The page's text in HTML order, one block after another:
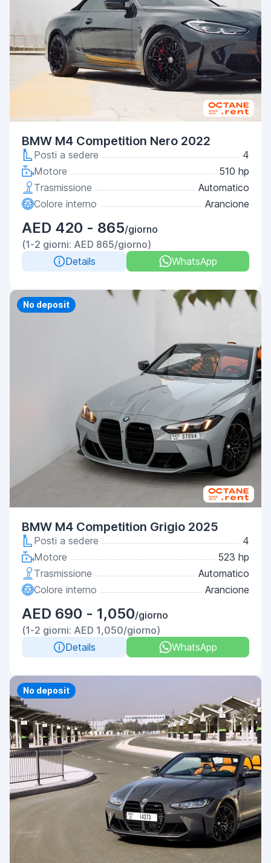
BMW M4 Competition Nero 2022
Posti a sedere
4
Motore
510 hp
Trasmissione
Automatico
Colore interno
Arancione
AED 420 - 865/giorno
(1-2 giorni: AED 865/giorno)
Details
WhatsApp
Priority
No deposit
BMW M4 Competition Grigio 2025
Posti a sedere
4
Motore
523 hp
Trasmissione
Automatico
Colore interno
Arancione
AED 690 - 1,050/giorno
(1-2 giorni: AED 1,050/giorno)
Details
WhatsApp
Priority
No deposit